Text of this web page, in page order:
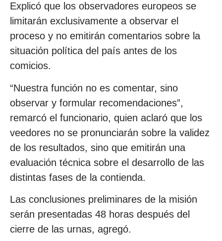
Explicó que los observadores europeos se
limitarán exclusivamente a observar el
proceso y no emitirán comentarios sobre la
situación política del país antes de los
comicios.
“Nuestra función no es comentar, sino
observar y formular recomendaciones”,
remarcó el funcionario, quien aclaró que los
veedores no se pronunciarán sobre la validez
de los resultados, sino que emitirán una
evaluación técnica sobre el desarrollo de las
distintas fases de la contienda.
Las conclusiones preliminares de la misión
serán presentadas 48 horas después del
cierre de las urnas, agregó.